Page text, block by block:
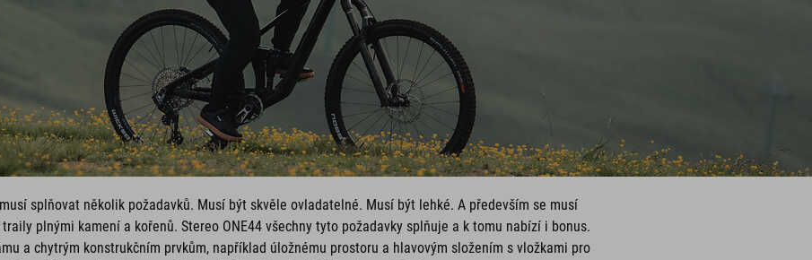
splňovat několik požadavků. Musí být skvěle ovladatelné. Musí být lehké. A především se musí
plnými kamení a kořenů. Stereo ONE44 všechny tyto požadavky splňuje a k tomu nabízí i bonus.
a chytrým konstrukčním prvkům, například úložnému prostoru a hlavovým složením s vložkami pro